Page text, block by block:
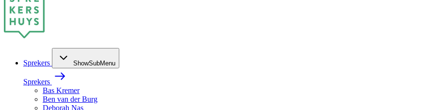
Sprekers ShowSubMenu
Sprekers
Bas Kremer
Ben van der Burg
Deborah Nas